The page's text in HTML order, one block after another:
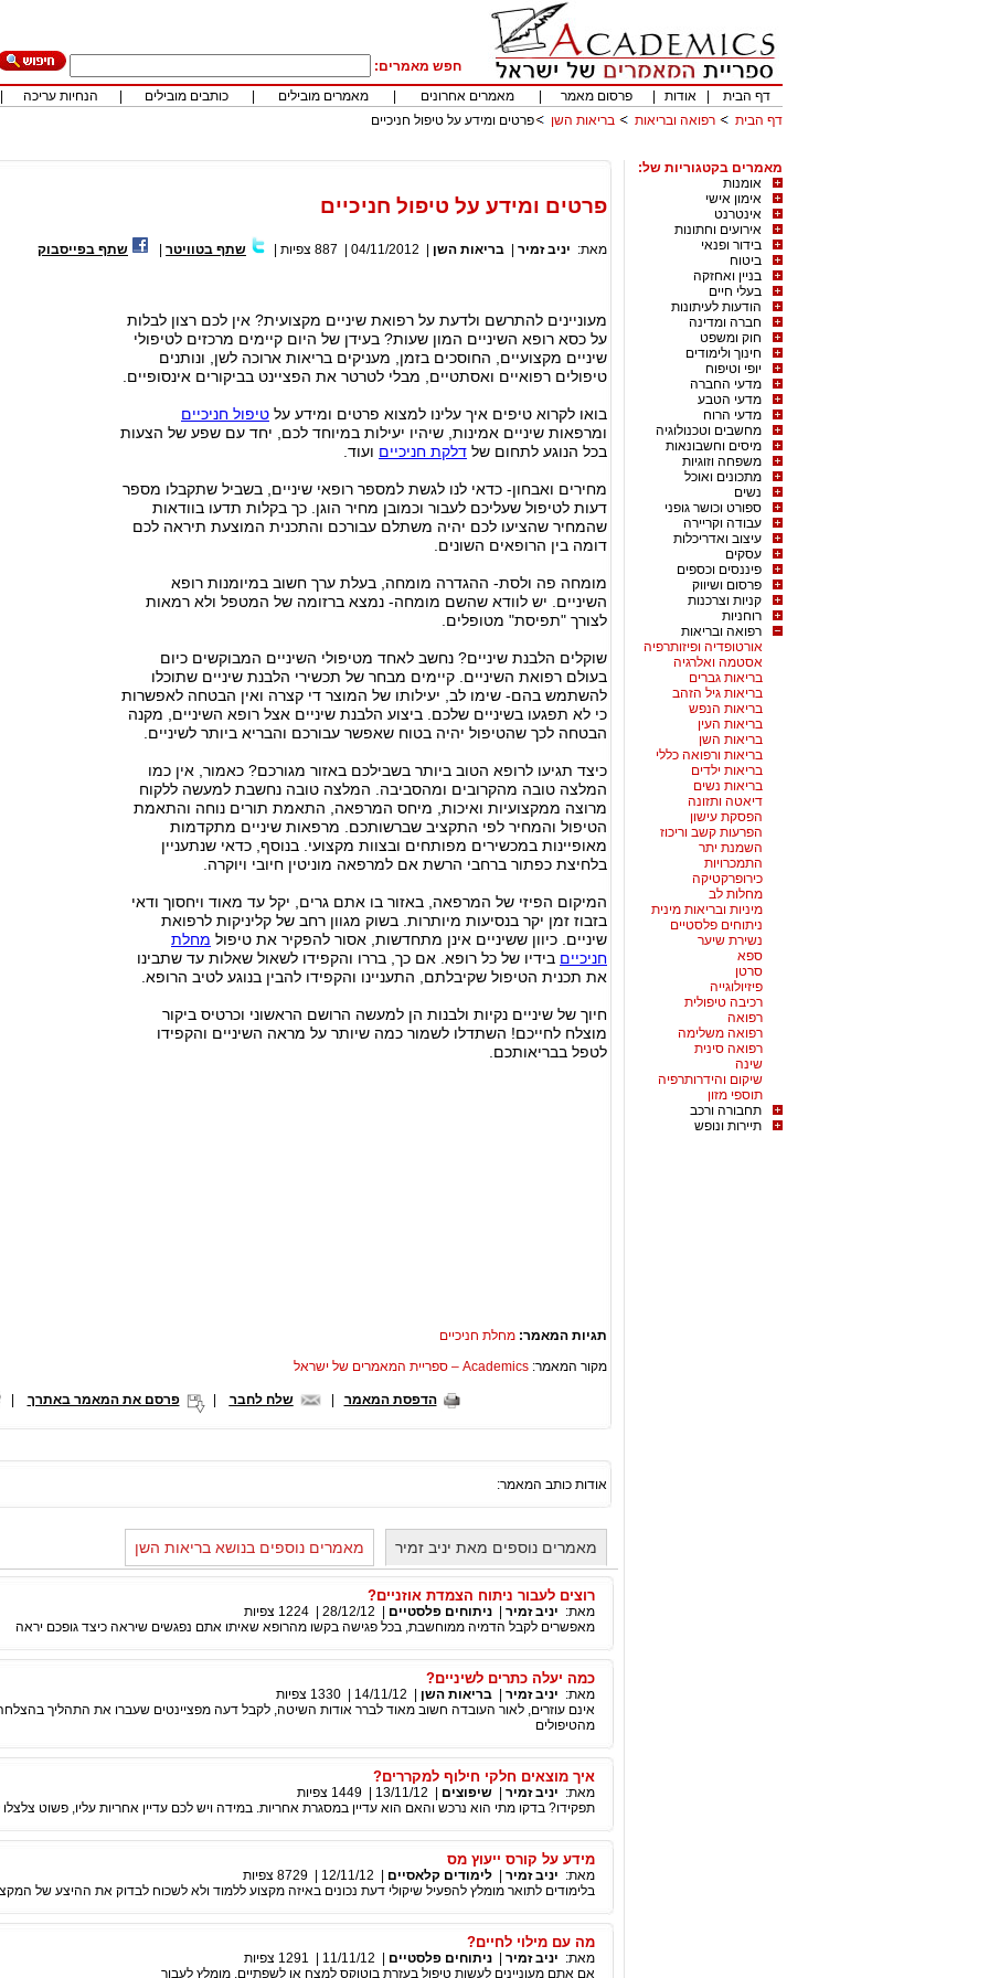
חפש מאמרים:
דף הבית
אודות פרסום מאמר מאמרים אחרונים מאמרים מובילים כותבים מובילים הנחיות עריכה
דף הבית
רפואה ובריאות בריאות השן פרטים ומידע על טיפול חניכיים
מאמרים בקטגוריות של:
אומנות
אימון אישי
אינטרנט
אירועים וחתונות
בידור ופנאי
ביטוח
בניין ואחזקה
בעלי חיים
הודעות לעיתונות
חברה ומדינה
חוק ומשפט
חינוך ולימודים
יופי וטיפוח
מדעי החברה
מדעי הטבע
מדעי הרוח
מחשבים וטכנולוגיה
מיסים וחשבונאות
משפחה וזוגיות
מתכונים ואוכל
נשים
ספורט וכושר גופני
עבודה וקריירה
עיצוב ואדריכלות
עסקים
פיננסים וכספים
פרסום ושיווק
קניות וצרכנות
רוחניות
רפואה ובריאות
אורטופדיה ופיזותרפיה
אסטמה ואלרגיה
בריאות גברים
בריאות גיל הזהב
בריאות הנפש
בריאות העין
בריאות השן
בריאות ורפואה כללי
בריאות ילדים
בריאות נשים
דיאטה ותזונה
הפסקת עישון
הפרעות קשב וריכוז
השמנת יתר
התמכרויות
כירופרקטיקה
מחלות לב
מיניות ובריאות מינית
ניתוחים פלסטיים
נשירת שיער
ספא
סרטן
פיזיולוגייה
רכיבה טיפולית
רפואה
רפואה משלימה
רפואה סינית
שינה
שיקום והידרותרפיה
תוספי מזון
תחבורה ורכב
תיירות ונופש
פרטים ומידע על טיפול חניכיים
מאת: יניב זמיר בריאות השן 04/11/2012
887 צפיות שתף בטוויטר שתף בפייסבוק
מעוניינים להתרשם ולדעת על רפואת שיניים מקצועית? אין לכם רצון לבלות
על כסא רופא השיניים המון שעות? בעידן של היום קיימים מרכזים לטיפולי
שיניים מקצועיים, החוסכים בזמן, מעניקים בריאות ארוכה לשן, ונותנים
טיפולים רפואיים ואסתטיים, מבלי לטרטר את הפציינט בביקורים אינסופיים.
בואו לקרוא טיפים איך עלינו למצוא פרטים ומידע על טיפול חניכיים
ומרפאות שיניים אמינות, שיהיו יעילות במיוחד לכם, יחד עם שפע של הצעות
בכל הנוגע לתחום של דלקת חניכיים ועוד.
מחירים ואבחון- כדאי לנו לגשת למספר רופאי שיניים, בשביל שתקבלו מספר
דעות לטיפול שעליכם לעבור וכמובן מחיר הוגן. כך בקלות תדעו בוודאות
שהמחיר שהציעו לכם יהיה משתלם עבורכם והתכנית המוצעת תיראה לכם
דומה בין הרופאים השונים.
מומחה פה ולסת- ההגדרה מומחה, בעלת ערך חשוב במיומנות רופא
השיניים. יש לוודא שהשם מומחה- נמצא ברזומה של המטפל ולא רמאות
לצורך "תפיסת" מטופלים.
שוקלים הלבנת שיניים? נחשב לאחד מטיפולי השיניים המבוקשים כיום
בעולם רפואת השיניים. קיימים מבחר של תכשירי הלבנת שיניים שתוכלו
להשתמש בהם- שימו לב, יעילותו של המוצר די קצרה ואין הבטחה לאפשרות
כי לא תפגעו בשיניים שלכם. ביצוע הלבנת שיניים אצל רופא השיניים, מקנה
הבטחה לכך שהטיפול יהיה בטוח שאפשר עבורכם והבריא ביותר לשיניים.
כיצד תגיעו לרופא הטוב ביותר בשבילכם באזור מגורכם? כאמור, אין כמו
המלצה טובה מהקרובים ומהסביבה. המלצה טובה נחשבת למעשה ללקוח
מרוצה ממקצועיות ואיכות, מיחס המרפאה, התאמת תורים נוחה והתאמת
הטיפול והמחיר לפי התקציב שברשותכם. מרפאות שיניים מתקדמות
מאופיינות במכשירים מפותחים ובצוות מקצועי. בנוסף, כדאי שנתעניין
בלחיצת כפתור ברחבי הרשת אם למרפאה מוניטין חיובי ויוקרה.
המיקום הפיזי של המרפאה, באזור בו אתם גרים, יקל עד מאוד ויחסוך ודאי
בזבוז זמן יקר בנסיעות מיותרות. בשוק מגוון רחב של קליניקות לרפואת
שיניים. כיוון ששיניים אינן מתחדשות, אסור להפקיר את טיפול מחלת
חניכיים בידיו של כל רופא. אם כך, בררו והקפידו לשאול שאלות עד שתבינו
את תכנית הטיפול שקיבלתם, התעניינו והקפידו להבין בנוגע לטיב הרופא.
חיוך של שיניים נקיות ולבנות הן למעשה הרושם הראשוני וכרטיס ביקור
מוצלח לחייכם! השתדלו לשמור כמה שיותר על מראה השיניים והקפידו
לטפל בבריאותכם.
תגיות המאמר: מחלת חניכיים
מקור המאמר: Academics – ספריית המאמרים של ישראל
הדפסת המאמר שלח לחבר פרסם את המאמר באתרך |
אודות כותב המאמר:
מאמרים נוספים מאת יניב זמיר מאמרים נוספים בנושא בריאות השן
רוצים לעבור ניתוח הצמדת אוזניים?
מאת: יניב זמיר ניתוחים פלסטיים 28/12/12
1224 צפיות
מאפשרים לקבל הדמיה ממוחשבת, בכל פגישה בקשו מהרופא שאיתו אתם נפגשים שיראה כיצד גופכם יראה
כמה יעלה כתרים לשיניים?
מאת: יניב זמיר בריאות השן 14/11/12
1330 צפיות
אינם עוזרים, לאור העובדה חשוב מאוד לברר אודות השיטה, לקבל דעה מפציינטים שעברו את התהליך
מהטיפולים
איך מוצאים חלקי חילוף למקררים?
מאת: יניב זמיר שיפוצים 13/11/12
1449 צפיות
תפקידו? בדקו מתי הוא נרכש והאם הוא עדיין במסגרת אחריות. במידה ויש לכם עדיין אחריות עליו, פשוט
מידע על קורס ייעוץ מס
מאת: יניב זמיר לימודים קלאסיים 12/11/12
8729 צפיות
בלימודים לתואר מומלץ להפעיל שיקולי דעת נכונים באיזה מקצוע ללמוד ולא לשכוח לבדוק את ההיצע של
מה עם מילוי לחיים?
מאת: יניב זמיר ניתוחים פלסטיים 11/11/12
1291 צפיות
אם אתם מעוניינים לעשות טיפול בעזרת בוטוקס למצח או לשפתיים, מומלץ לעבור